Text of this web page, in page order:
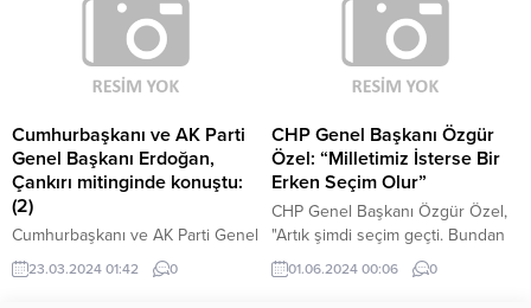
Odabaşı, "Gölbaşı, Türkiye'nin kişi
başına en çok borç düşen
belediyesi. Yaklaşık 1 milyar 60
milyon TL borcu olan belediyede
gizli çalışanlar var. Yani olmadığı
halde burada görünen isimler
var" dedi.
kazanma görevi olduğunu ifade
etti. Özel, ayrıca parti içi
seçimlerde demokratik bir süreç
yaşandığını ve grup
Murat Emir'in seçildiğini söyledi.
Özel, Cumhurbaşkanı Recep
Tayyip Erdoğan ile...
Cumhurbaşkanı ve AK Parti
Genel Başkanı Erdoğan,
Çankırı mitinginde konuştu:
(2)
Cumhurbaşkanı ve AK Parti Genel
Başkanı Recep Tayyip Erdoğan,
"Özgür Efendi'ye şu gerçeği
23.03.2024 01:42 0
CHP Genel Başkanı Özgür
Özel: “Milletimiz İsterse Bir
Erken Seçim Olur”
CHP Genel Başkanı Özgür Özel,
"Artık şimdi seçim geçti. Bundan
sonra dediğimiz gibi normal
seçimin vakti 2028. Milletimiz
01.06.2024 00:06 0